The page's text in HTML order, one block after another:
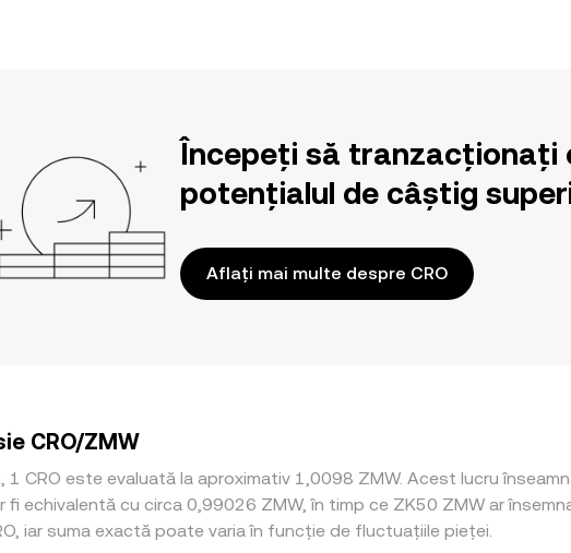
Începeți să tranzacționați
potențialul de câștig
Aflați mai multe despre CRO
CRO/ZMW
1 CRO este evaluată la aproximativ 1,0098 ZMW. Acest lucru
fi echivalentă cu circa 0,99026 ZMW, în timp ce ZK50 ZMW ar
iar suma exactă poate varia în funcție de fluctuațiile pieței.